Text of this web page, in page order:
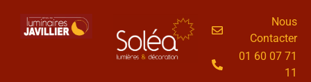
Nous
Contacter
01 60 07 71
11